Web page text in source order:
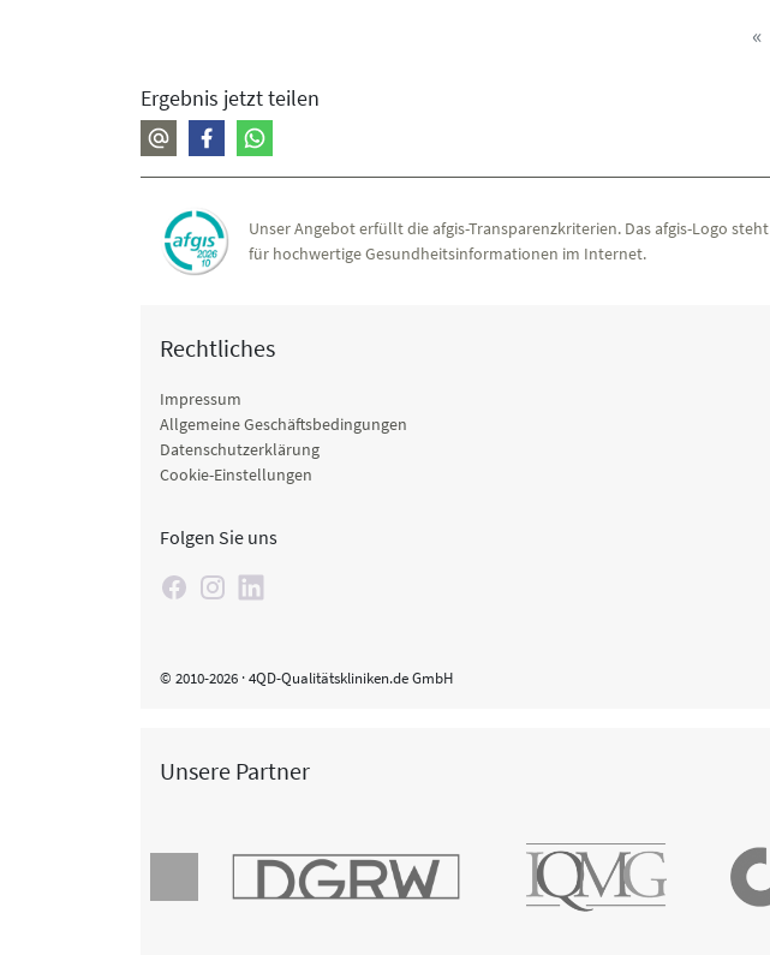
«
Ergebnis jetzt teilen
Unser Angebot erfüllt die afgis-Transparenzkriterien. Das afgis-Logo steht
für hochwertige Gesundheitsinformationen im Internet.
Rechtliches
Impressum
Allgemeine Geschäftsbedingungen
Datenschutzerklärung
Cookie-Einstellungen
Folgen Sie uns
© 2010-2026 · 4QD-Qualitätskliniken.de GmbH
Unsere Partner